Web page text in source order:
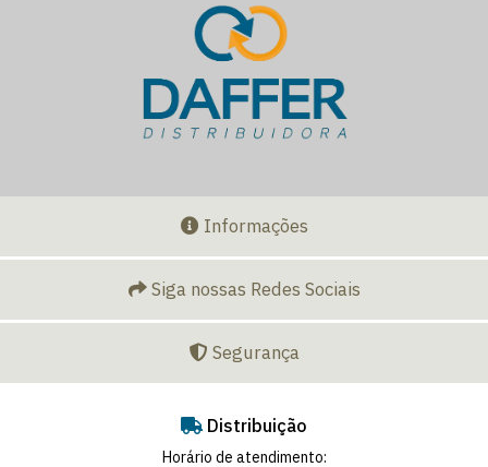
Informações
Siga nossas Redes Sociais
Segurança
Distribuição
Horário de atendimento: